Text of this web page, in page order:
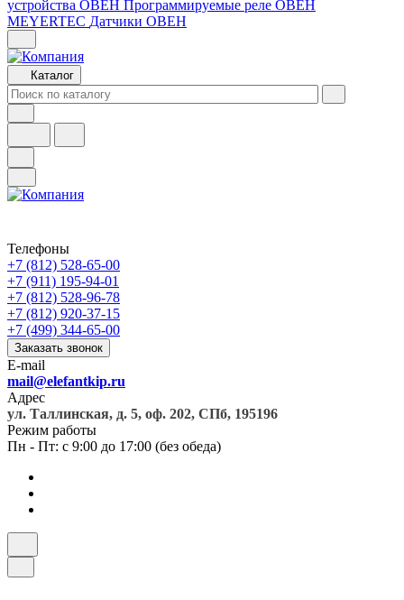
устройства ОВЕН Программируемые реле ОВЕН
MEYERTEC Датчики ОВЕН
Каталог
Телефоны
+7 (812) 528-65-00
+7 (911) 195-94-01
+7 (812) 528-96-78
+7 (812) 920-37-15
+7 (499) 344-65-00
Заказать звонок
E-mail
mail@elefantkip.ru
Адрес
ул. Таллинская, д. 5, оф. 202, СПб, 195196
Режим работы
Пн - Пт: с 9:00 до 17:00 (без обеда)